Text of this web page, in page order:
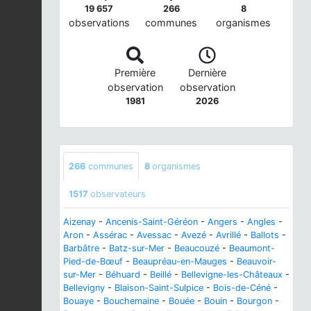
19 657
observations
266
communes
8
organismes
Première
observation
1981
Dernière
observation
2026
266 communes 8 organismes
1517 observateurs
Aizenay - Ancenis-Saint-Géréon - Angers - Angles -
Aron - Assérac - Avessac - Avezé - Avrillé - Ballots -
Barbâtre - Batz-sur-Mer - Beaucouzé - Beaumont-
Pied-de-Bœuf - Beaupréau-en-Mauges - Beauvoir-
sur-Mer - Béhuard - Beillé - Bellevigne-les-Châteaux -
Bellevigny - Blaison-Saint-Sulpice - Bois-de-Céné -
Bouaye - Bouchemaine - Bouée - Bouin - Bourgon -